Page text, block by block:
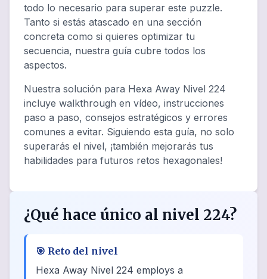
todo lo necesario para superar este puzzle.
Tanto si estás atascado en una sección
concreta como si quieres optimizar tu
secuencia, nuestra guía cubre todos los
aspectos.
Nuestra solución para Hexa Away Nivel 224
incluye walkthrough en vídeo, instrucciones
paso a paso, consejos estratégicos y errores
comunes a evitar. Siguiendo esta guía, no solo
superarás el nivel, ¡también mejorarás tus
habilidades para futuros retos hexagonales!
¿Qué hace único al nivel 224?
🎯 Reto del nivel
Hexa Away Nivel 224 employs a